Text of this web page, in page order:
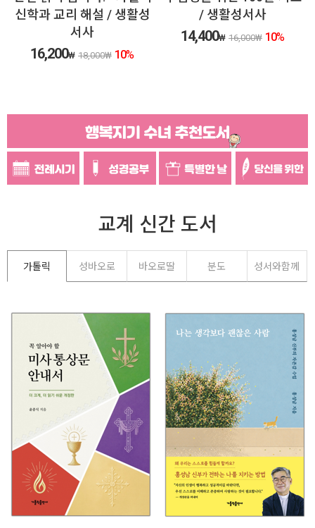
/ 생활성
%
/ 생활성서사
14,400 %
10,800
교계 신간 도서
가톨릭 성바오로 바오로딸 분도 성서와함께